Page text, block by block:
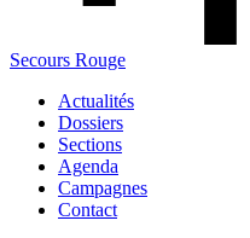
Secours Rouge
Actualités
Dossiers
Sections
Agenda
Campagnes
Contact